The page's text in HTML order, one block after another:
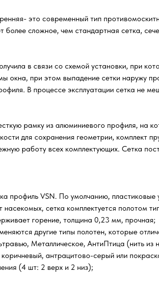
это современный тип
сложное, чем стандартная сетка,
в связи со схемой установки, при
окна, при этом выпадение сетки наружу
В процессе эксплуатации сетка не
рамку из алюминиевого профиля, на
для сохранения геометрии, комплект
работу всех комплектующих. Сетка
профиль VSN. По умолчанию, пластиковые
сетка комплектуется полотом
горение, толщина 0,23 мм, прочная;
другие типы полотен, которые
Металлическое, АнтиПтица (нить из
антрацитово-серый или
(4 шт: 2 верх и 2 низ);